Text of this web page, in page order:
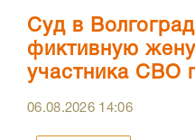
Суд в
фиктивную
участника СВО
06.08.2026 14:06